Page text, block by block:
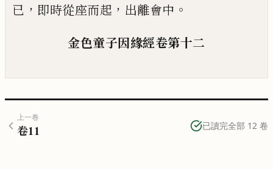
已 ， 即時從座而起 ， 出離會中 。
金色童子因緣經卷第十二
上一卷
卷11 已讀完全部 12 卷